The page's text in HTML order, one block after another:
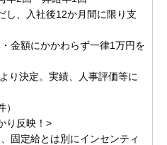
、入社後12か月間に限り支
金額にかかわらず一律1万円を
り決定。実績、人事評価等に
り反映！>
固定給とは別にインセンティ